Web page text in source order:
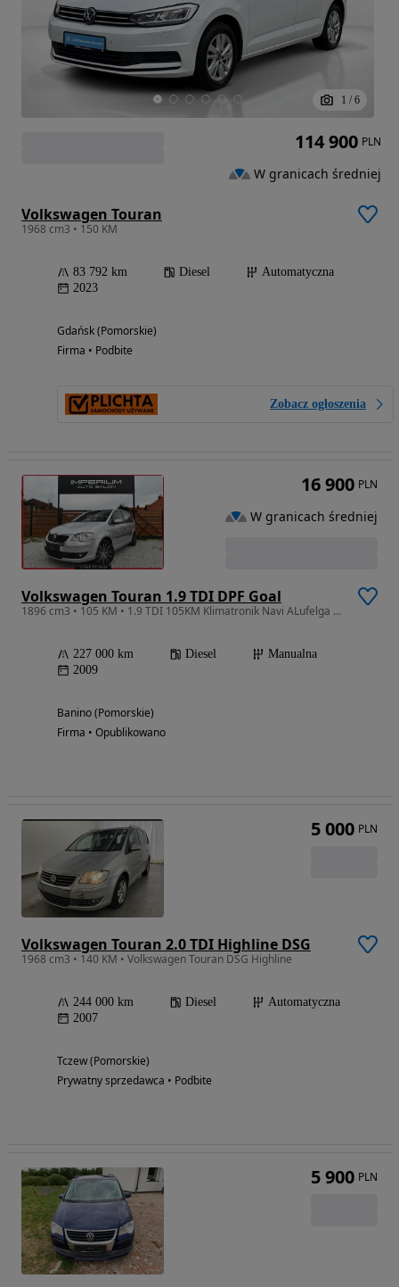
1 / 6
Volkswagen Touran
1968 cm3 • 150 KM
83 792 km Diesel
Automatyczna
2023
Gdańsk (Pomorskie)
Firma • Podbite
Zobacz ogłoszenia
114 900 PLN
W granicach średniej
Volkswagen Touran 1.9 TDI DPF Goal
1896 cm3 • 105 KM • 1.9 TDI 105KM Klimatronik Navi ALufelga Xenon Super Stan
227 000 km Diesel
Manualna
2009
Banino (Pomorskie)
Firma • Opublikowano
16 900 PLN
W granicach średniej
Volkswagen Touran 2.0 TDI Highline DSG
1968 cm3 • 140 KM • Volkswagen Touran DSG Highline
244 000 km Diesel
Automatyczna
2007
Tczew (Pomorskie)
Prywatny sprzedawca • Podbite
5 000 PLN
5 900 PLN